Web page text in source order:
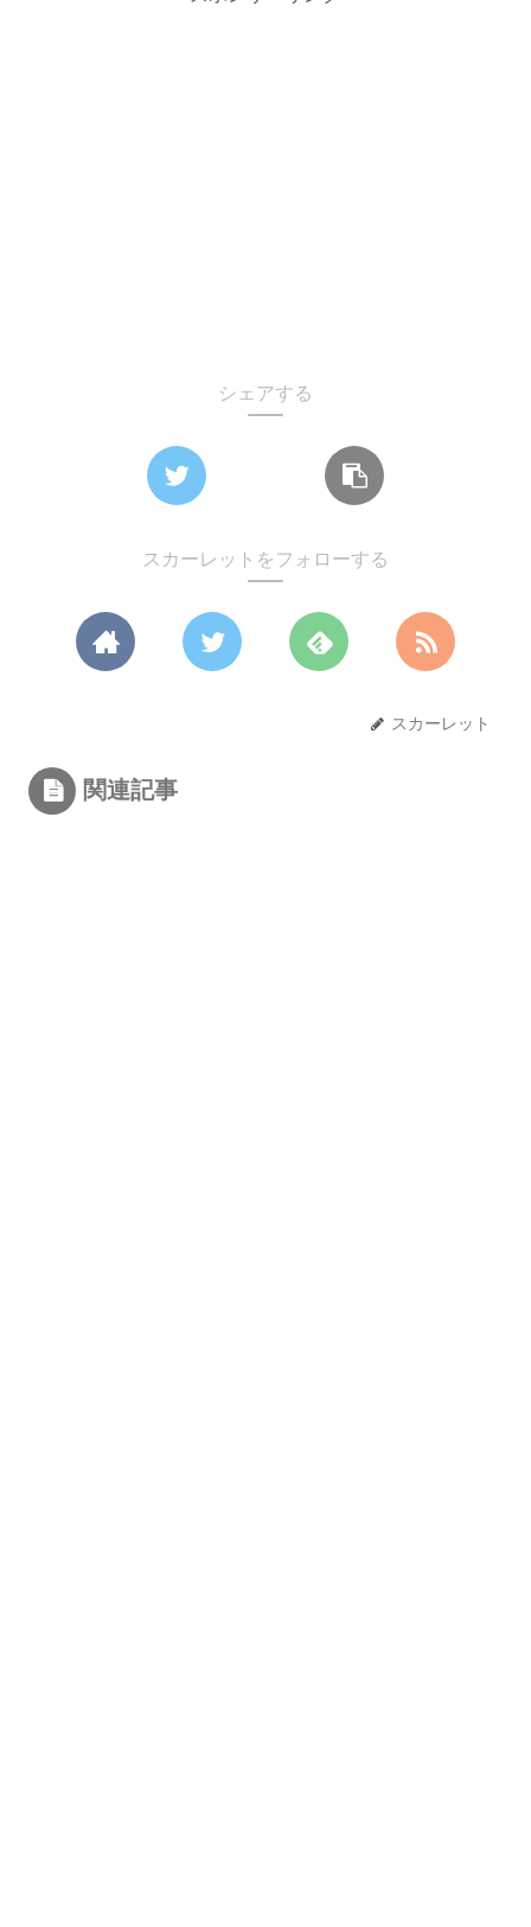
シェアする
スカーレットをフォローする
スカーレット
関連記事